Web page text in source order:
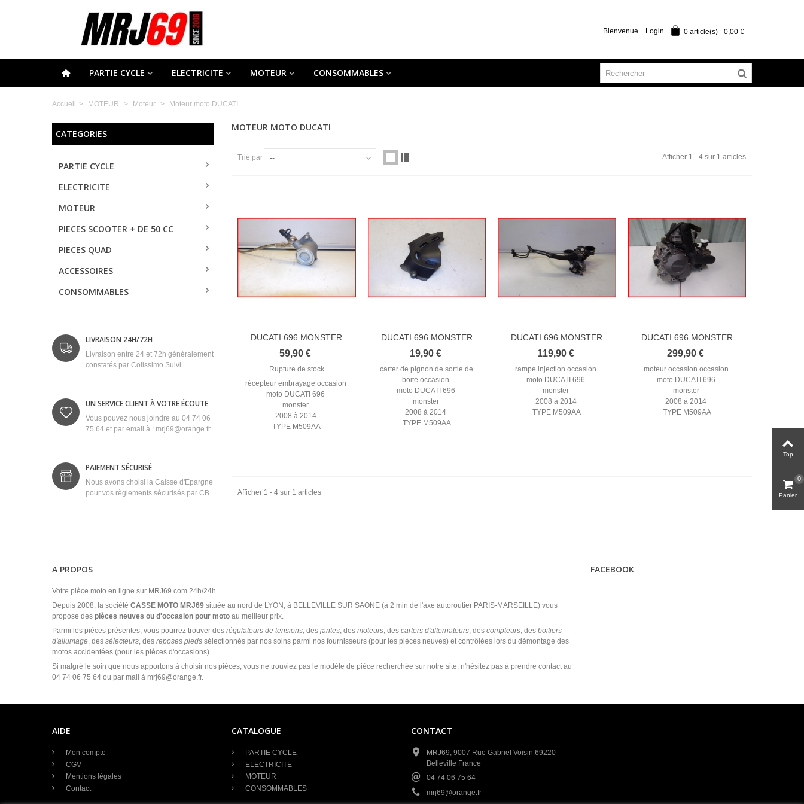
0 article(s) - 0,00 €
Login
Bienvenue
PARTIE CYCLE ELECTRICITE MOTEUR CONSOMMABLES
Accueil > MOTEUR > Moteur > Moteur moto DUCATI
CATEGORIES
PARTIE CYCLE
ELECTRICITE
MOTEUR
PIECES SCOOTER + DE 50 CC
PIECES QUAD
ACCESSOIRES
CONSOMMABLES
LIVRAISON 24H/72H
Livraison entre 24 et 72h généralement
constatés par Colissimo Suivi
UN SERVICE CLIENT À VOTRE ÉCOUTE
Vous pouvez nous joindre au 04 74 06
75 64 et par email à : mrj69@orange.fr
PAIEMENT SÉCURISÉ
Nous avons choisi la Caisse d'Epargne
pour vos règlements sécurisés par CB
MOTEUR MOTO DUCATI
Trié par -- Afficher 1 - 4 sur 1 articles
DUCATI 696 MONSTER
2008-2014...
59,90 €
Rupture de stock
récepteur embrayage occasion
moto DUCATI 696
monster
2008 à 2014
TYPE M509AA
DUCATI 696 MONSTER
2008-2014...
19,90 €
carter de pignon de sortie de
boite occasion
moto DUCATI 696
monster
2008 à 2014
TYPE M509AA
DUCATI 696 MONSTER
2008-2014...
119,90 €
rampe injection occasion
moto DUCATI 696
monster
2008 à 2014
TYPE M509AA
DUCATI 696 MONSTER
2008-2014...
299,90 €
moteur occasion occasion
moto DUCATI 696
monster
2008 à 2014
TYPE M509AA
Afficher 1 - 4 sur 1 articles
A PROPOS
Votre pièce moto en ligne sur MRJ69.com 24h/24h
Depuis 2008, la société CASSE MOTO MRJ69 située au nord de LYON, à BELLEVILLE SUR SAONE (à 2 min de l'axe autoroutier PARIS-MARSEILLE) vous
propose des pièces neuves ou d'occasion pour moto au meilleur prix.
Parmi les pièces présentes, vous pourrez trouver des régulateurs de tensions, des jantes, des moteurs, des carters d'alternateurs, des compteurs, des boitiers
d'allumage, des sélecteurs, des reposes pieds sélectionnés par nos soins parmi nos fournisseurs (pour les pièces neuves) et contrôlées lors du démontage des
motos accidentées (pour les pièces d'occasions).
Si malgré le soin que nous apportons à choisir nos pièces, vous ne trouviez pas le modèle de pièce recherchée sur notre site, n'hésitez pas à prendre contact au
04 74 06 75 64 ou par mail à mrj69@orange.fr.
FACEBOOK
AIDE
Mon compte
CGV
Mentions légales
Contact
CATALOGUE
PARTIE CYCLE
ELECTRICITE
MOTEUR
CONSOMMABLES
CONTACT
MRJ69, 9007 Rue Gabriel Voisin 69220
Belleville France
04 74 06 75 64
mrj69@orange.fr
Top
Panier
0